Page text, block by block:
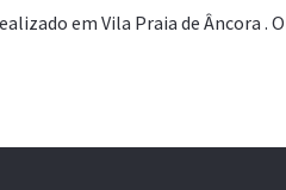
em Vila Praia de Âncora .